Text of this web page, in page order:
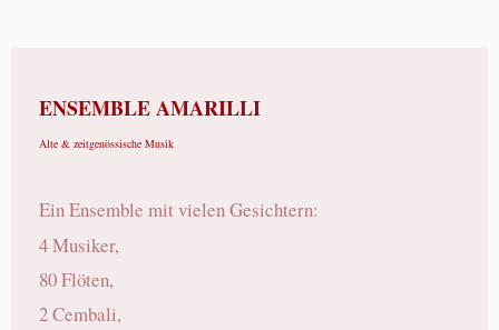
ENSEMBLE AMARILLI
Alte & zeitgenössische Musik
Ein Ensemble mit vielen Gesichtern:
4 Musiker,
80 Flöten,
2 Cembali,